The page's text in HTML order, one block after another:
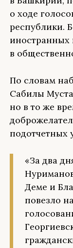
о ходе
республики.
иностранных
в
По словам
Сабилы
но в то же
подотчетных
«За два
Деме и
повезло